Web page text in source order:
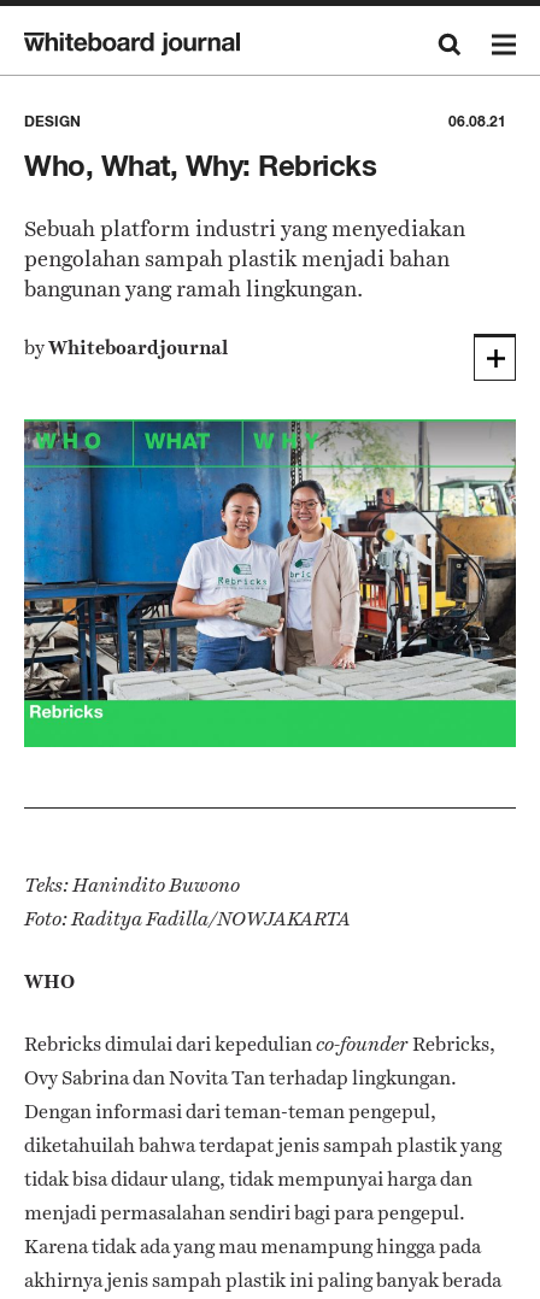
DESIGN 06.08.21
Who, What, Why: Rebricks
Sebuah platform industri yang menyediakan
pengolahan sampah plastik menjadi bahan
bangunan yang ramah lingkungan.
byWhiteboardjournal
Teks: Hanindito Buwono
Foto: Raditya Fadilla/NOWJAKARTA
WHO
Rebricks dimulai dari kepedulianco-founderRebricks,
Ovy Sabrina dan Novita Tan terhadap lingkungan.
Dengan informasi dari teman-teman pengepul,
diketahuilah bahwa terdapat jenis sampah plastik yang
tidak bisa didaur ulang, tidak mempunyai harga dan
menjadi permasalahan sendiri bagi para pengepul.
Karena tidak ada yang mau menampung hingga pada
akhirnya jenis sampah plastik ini paling banyak berada